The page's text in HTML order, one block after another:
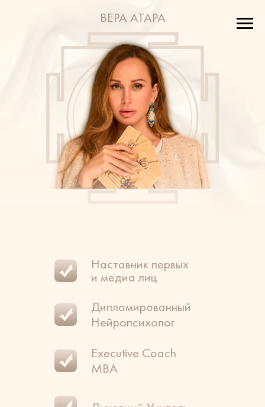
ВЕРА АТАРА
Executive Coach
MBA
Наставник первых
и медиа лиц
Дипломированный
Нейропсихолог